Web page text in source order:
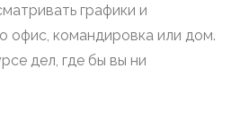
графики и
офис, командировка или дом.
дел, где бы вы ни